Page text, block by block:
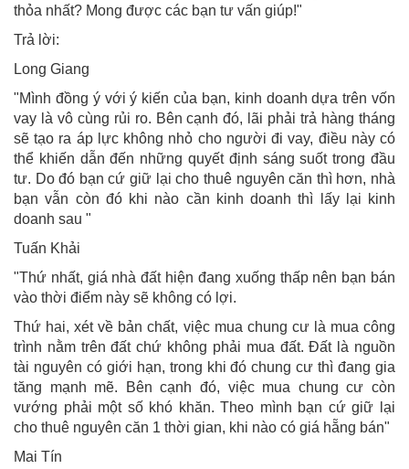
thỏa nhất? Mong được các bạn tư vấn giúp!"
Trả lời:
Long Giang
"Mình đồng ý với ý kiến của bạn, kinh doanh dựa trên vốn
vay là vô cùng rủi ro. Bên cạnh đó, lãi phải trả hàng tháng
sẽ tạo ra áp lực không nhỏ cho người đi vay, điều này có
thể khiến dẫn đến những quyết định sáng suốt trong đầu
tư. Do đó bạn cứ giữ lại cho thuê nguyên căn thì hơn, nhà
bạn vẫn còn đó khi nào cần kinh doanh thì lấy lại kinh
doanh sau "
Tuấn Khải
"Thứ nhất, giá nhà đất hiện đang xuống thấp nên bạn bán
vào thời điểm này sẽ không có lợi.
Thứ hai, xét về bản chất, việc mua chung cư là mua công
trình nằm trên đất chứ không phải mua đất. Đất là nguồn
tài nguyên có giới hạn, trong khi đó chung cư thì đang gia
tăng mạnh mẽ. Bên cạnh đó, việc mua chung cư còn
vướng phải một số khó khăn. Theo mình bạn cứ giữ lại
cho thuê nguyên căn 1 thời gian, khi nào có giá hẵng bán"
Mai Tín